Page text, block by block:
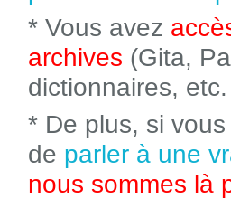
* Vous avez
archives (Gita,
dictionnaires, etc.
* De plus, si
de parler à une
nous sommes là